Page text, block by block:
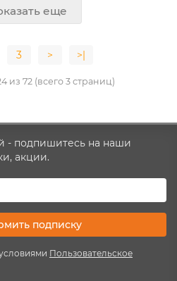
еще
3 > >|
из 72 (всего 3 страниц)
- подпишитесь на наши
акции.
подписку
Пользовательское